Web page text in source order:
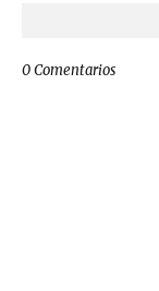
0 Comentarios